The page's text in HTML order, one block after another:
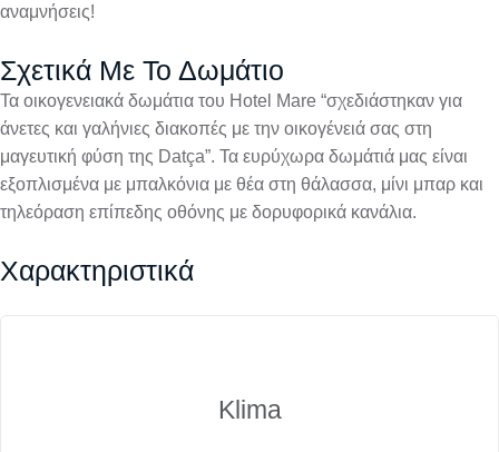
αναμνήσεις!
Σχετικά Με Το Δωμάτιο
Τα οικογενειακά δωμάτια του Hotel Mare “σχεδιάστηκαν για
άνετες και γαλήνιες διακοπές με την οικογένειά σας στη
μαγευτική φύση της Datça”. Τα ευρύχωρα δωμάτιά μας είναι
εξοπλισμένα με μπαλκόνια με θέα στη θάλασσα, μίνι μπαρ και
τηλεόραση επίπεδης οθόνης με δορυφορικά κανάλια.
Χαρακτηριστικά
Klima